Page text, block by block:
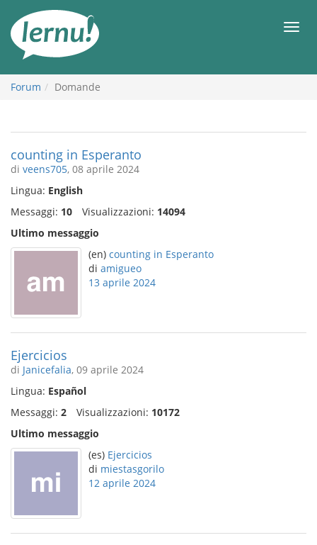
all’indice
Forum Domande
counting in Esperanto
di veens705, 08 aprile 2024
Lingua: English
Messaggi: 10 Visualizzazioni: 14094
Ultimo messaggio
(en) counting in Esperanto
di amigueo
13 aprile 2024
Ejercicios
di Janicefalia, 09 aprile 2024
Lingua: Español
Messaggi: 2 Visualizzazioni: 10172
Ultimo messaggio
(es) Ejercicios
di miestasgorilo
12 aprile 2024